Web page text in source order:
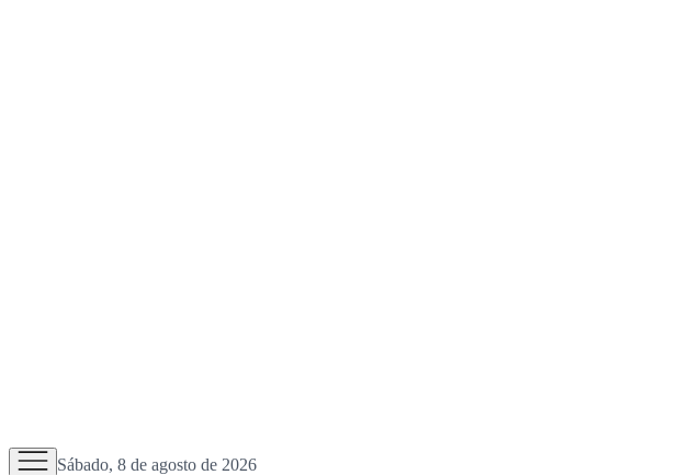
Sábado, 8 de agosto de 2026